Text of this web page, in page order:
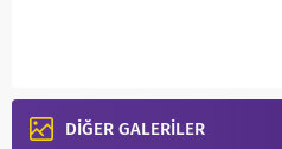
DİĞER GALERİLER